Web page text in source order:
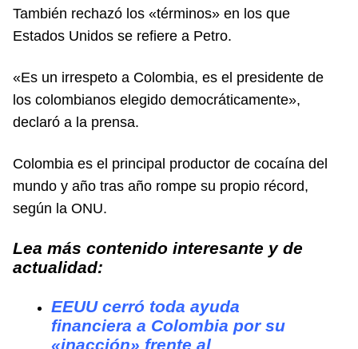
También rechazó los «términos» en los que
Estados Unidos se refiere a Petro.
«Es un irrespeto a Colombia, es el presidente de
los colombianos elegido democráticamente»,
declaró a la prensa.
Colombia es el principal productor de cocaína del
mundo y año tras año rompe su propio récord,
según la ONU.
Lea más contenido interesante y de
actualidad:
EEUU cerró toda ayuda
financiera a Colombia por su
«inacción» frente al